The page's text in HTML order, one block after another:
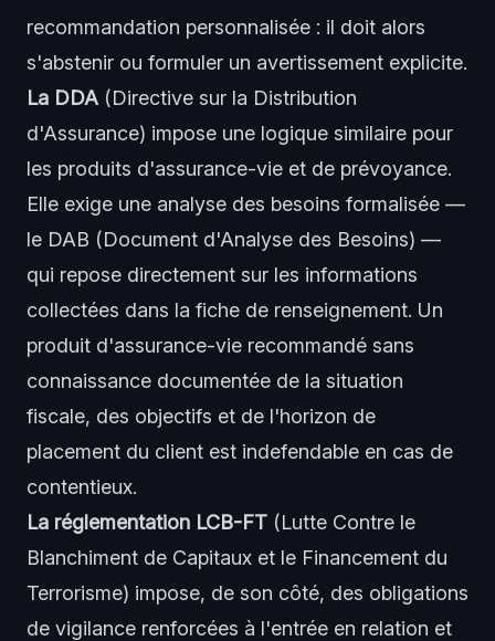
recommandation personnalisée : il doit alors
s'abstenir ou formuler un avertissement explicite.
La DDA (Directive sur la Distribution
d'Assurance) impose une logique similaire pour
les produits d'assurance-vie et de prévoyance.
Elle exige une analyse des besoins formalisée —
le DAB (Document d'Analyse des Besoins) —
qui repose directement sur les informations
collectées dans la fiche de renseignement. Un
produit d'assurance-vie recommandé sans
connaissance documentée de la situation
fiscale, des objectifs et de l'horizon de
placement du client est indefendable en cas de
contentieux.
La réglementation LCB-FT (Lutte Contre le
Blanchiment de Capitaux et le Financement du
Terrorisme) impose, de son côté, des obligations
de vigilance renforcées à l'entrée en relation et